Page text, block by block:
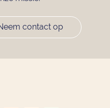
contact op